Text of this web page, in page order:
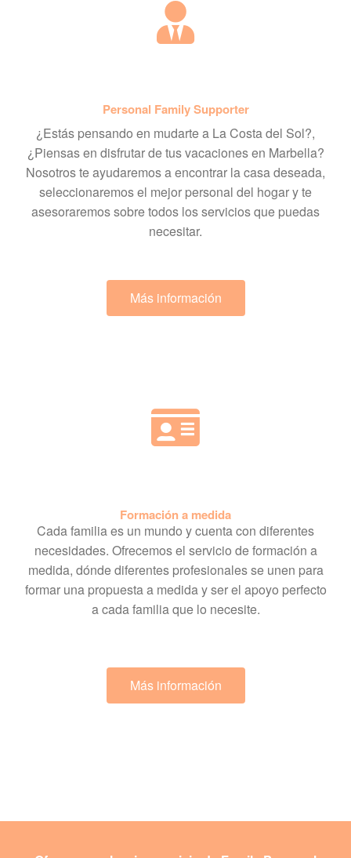
Personal Family Supporter
¿Estás pensando en mudarte a La Costa del Sol?,
¿Piensas en disfrutar de tus vacaciones en Marbella?
Nosotros te ayudaremos a encontrar la casa deseada,
seleccionaremos el mejor personal del hogar y te
asesoraremos sobre todos los servicios que puedas
necesitar.
Más información
Formación a medida
Cada familia es un mundo y cuenta con diferentes
necesidades. Ofrecemos el servicio de formación a
medida, dónde diferentes profesionales se unen para
formar una propuesta a medida y ser el apoyo perfecto
a cada familia que lo necesite.
Más información